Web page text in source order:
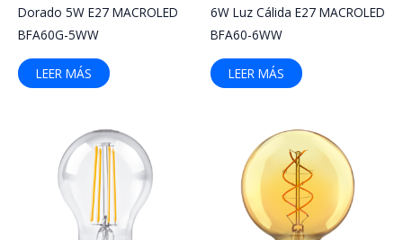
Dorado 5W E27 MACROLED
BFA60G-5WW
LEER MÁS
6W Luz Cálida E27 MACROLED
BFA60-6WW
LEER MÁS